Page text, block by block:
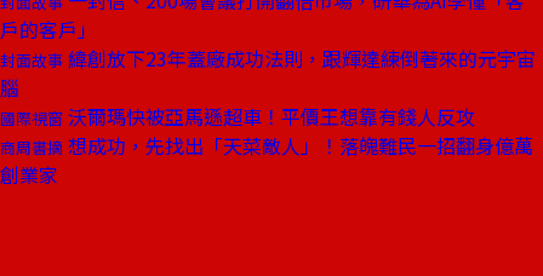
戶的客戶」
封面故事 緯創放下23年蓋廠成功法則，跟輝達練倒著來的元宇宙
腦
國際視窗 沃爾瑪快被亞馬遜超車！平價王想靠有錢人反攻
商周書摘 想成功，先找出「天菜敵人」！落魄難民一招翻身億萬
創業家